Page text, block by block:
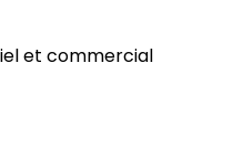
et commercial